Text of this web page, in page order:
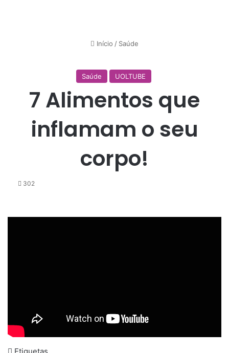
Início / Saúde
Saúde UOLTUBE
7 Alimentos que
inflamam o seu
corpo!
302